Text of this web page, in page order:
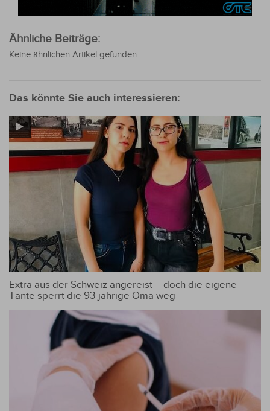
Ähnliche Beiträge:
Keine ähnlichen Artikel gefunden.
Das könnte Sie auch interessieren:
Extra aus der Schweiz angereist – doch die eigene
Tante sperrt die 93-jährige Oma weg